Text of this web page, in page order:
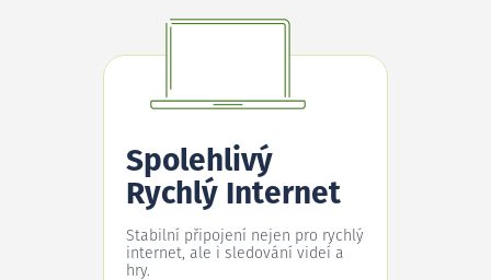
Spolehlivý
Rychlý Internet
Stabilní připojení nejen pro rychlý
internet, ale i sledování videí a
hry.